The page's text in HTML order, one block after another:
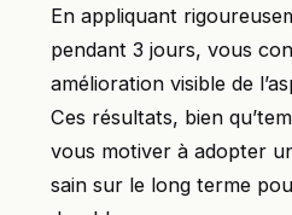
En appliquant
pendant 3 jours, vous
amélioration visible de
Ces résultats, bien
vous motiver à adopter
sain sur le long terme